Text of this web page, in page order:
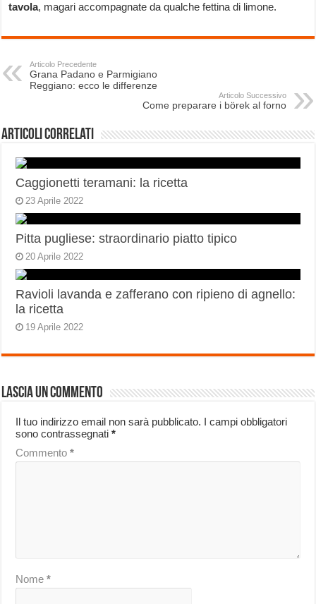
tavola, magari accompagnate da qualche fettina di limone.
Articolo Precedente
Grana Padano e Parmigiano
Reggiano: ecco le differenze
Articolo Successivo
Come preparare i börek al forno
Articoli correlati
Caggionetti teramani: la ricetta
23 Aprile 2022
Pitta pugliese: straordinario piatto tipico
20 Aprile 2022
Ravioli lavanda e zafferano con ripieno di agnello:
la ricetta
19 Aprile 2022
Lascia un commento
Il tuo indirizzo email non sarà pubblicato. I campi obbligatori
sono contrassegnati*
Commento*
Nome*